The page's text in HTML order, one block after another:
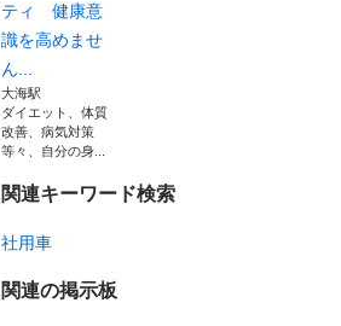
ティ 健康意
識を高めませ
ん...
大海駅
ダイエット、体質
改善、病気対策
等々、自分の身...
関連キーワード検索
社用車
関連の掲示板